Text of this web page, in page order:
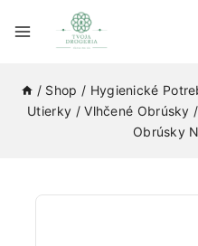
/ Shop / Hygienické
Utierky / Vlhčené Obrúsky /
Obrúsky